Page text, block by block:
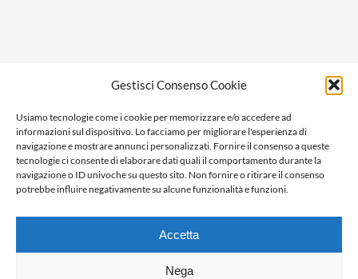
Gestisci Consenso Cookie
Usiamo tecnologie come i cookie per memorizzare e/o accedere ad
informazioni sul dispositivo. Lo facciamo per migliorare l'esperienza di
navigazione e mostrare annunci personalizzati. Fornire il consenso a queste
tecnologie ci consente di elaborare dati quali il comportamento durante la
navigazione o ID univoche su questo sito. Non fornire o ritirare il consenso
potrebbe influire negativamente su alcune funzionalità e funzioni.
Accetta
Nega
Ragione sociale: Panorama S.r.l.
C.F. / P.IVA: 01058470061
N. REA: AL-138981
Capitale Versato € 10.000,00